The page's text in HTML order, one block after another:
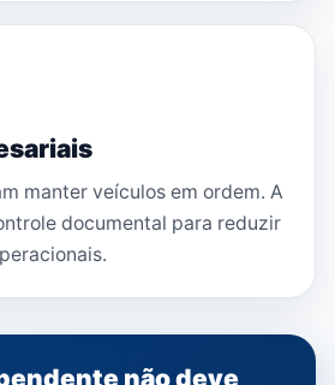
manter veículos em ordem. A
documental para reduzir
não deve